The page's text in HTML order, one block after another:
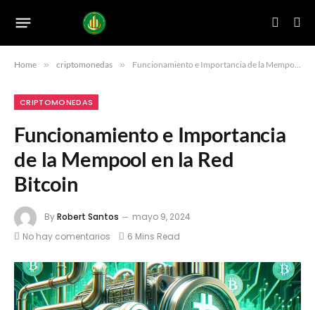
Home » criptomonedas » Funcionamiento e Importancia de la Mempool en la Red Bitcoin
CRIPTOMONEDAS
Funcionamiento e Importancia
de la Mempool en la Red
Bitcoin
ByRobert Santos
mayo 9, 2024
No hay comentarios
6 Mins Read